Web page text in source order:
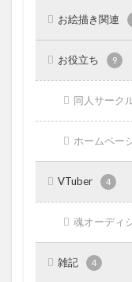
お絵描き関連
お役立ち 9
同人サーク
ホームペー
VTuber 4
魂オーディ
雑記 4